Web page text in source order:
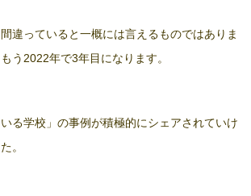
違っていると一概には言えるものではありま
う2022年で3年目になります。
いる学校」の事例が積極的にシェアされていけ
。